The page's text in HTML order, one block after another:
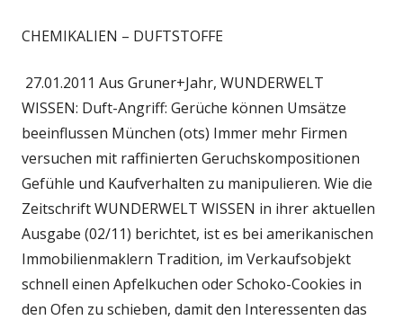
CHEMIKALIEN – DUFTSTOFFE
27.01.2011 Aus Gruner+Jahr, WUNDERWELT
WISSEN: Duft-Angriff: Gerüche können Umsätze
beeinflussen München (ots) Immer mehr Firmen
versuchen mit raffinierten Geruchskompositionen
Gefühle und Kaufverhalten zu manipulieren. Wie die
Zeitschrift WUNDERWELT WISSEN in ihrer aktuellen
Ausgabe (02/11) berichtet, ist es bei amerikanischen
Immobilienmaklern Tradition, im Verkaufsobjekt
schnell einen Apfelkuchen oder Schoko-Cookies in
den Ofen zu schieben, damit den Interessenten das